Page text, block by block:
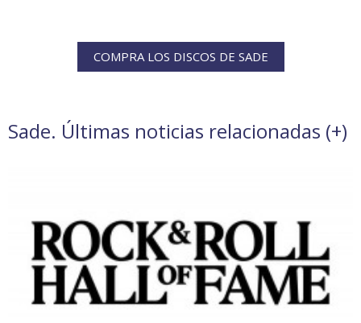
COMPRA LOS DISCOS DE SADE
Sade. Últimas noticias relacionadas (+)